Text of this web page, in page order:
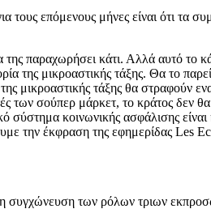
επόμενους μήνες είναι ότι τα
παραχωρήσει κάτι. Αλλά αυτό το
της μικροαστικής τάξης. Θα το
μικροαστικής τάξης θα στραφούν
των σούπερ μάρκετ, το κράτος δεν
κοινωνικής ασφάλισης
την έκφραση της εφημερίδας Les
συγχώνευση των ρόλων τριων